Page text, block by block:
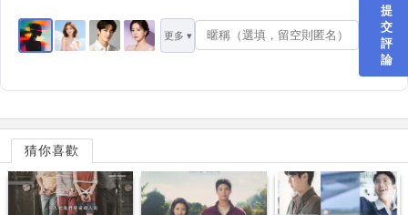
更多 ▾
提
交
評
論
猜你喜歡